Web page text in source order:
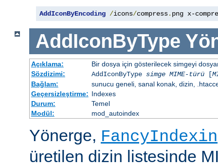
AddIconByEncoding /icons/compress. png x-
AddIconByType
Açıklama:
Bir dosya için gösterilecek simgeyi
Sözdizimi:
AddIconByType simge MIME-türü[
Bağlam:
sunucu geneli, sanal konak, dizin,
Geçersizleştirme: Indexes
Durum:
Temel
Modül:
mod_autoindex
Yönerge,
üretilen dizin listesinde